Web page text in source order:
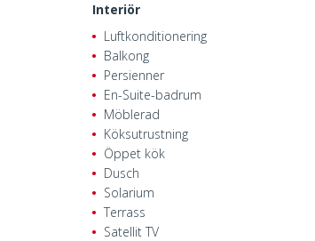
Interiör
Luftkonditionering
Balkong
Persienner
En-Suite-badrum
Möblerad
Köksutrustning
Öppet kök
Dusch
Solarium
Terrass
Satellit TV